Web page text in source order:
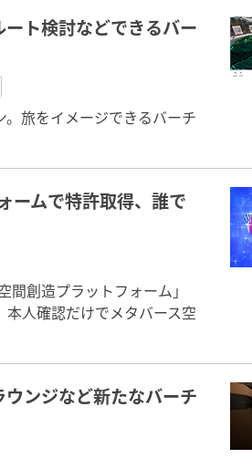
ト検討などできるバー
旅をイメージできるバーチ
ームで特許取得、誰で
創造プラットフォーム」
人確認だけでメタバース空
ンジなど新たなバーチ